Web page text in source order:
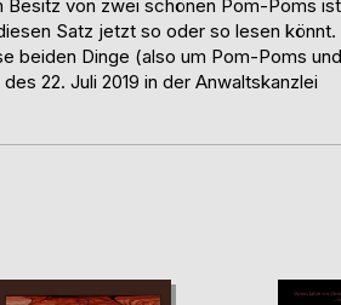
Besitz von zwei schönen Pom-Poms ist,
Satz jetzt so oder so lesen könnt.
beiden Dinge (also um Pom-Poms und
22. Juli 2019 in der Anwaltskanzlei